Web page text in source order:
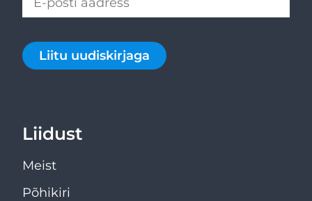
Liitu uudiskirjaga
Liidust
Meist
Põhikiri